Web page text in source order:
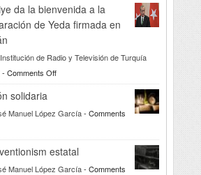
da la bienvenida a la
de Yeda firmada en
de Radio y Televisión de Turquía
- Comments Offon
Türkiye
la
a
solidaria
Manuel López García- Comments
estatal
Manuel López García- Comments